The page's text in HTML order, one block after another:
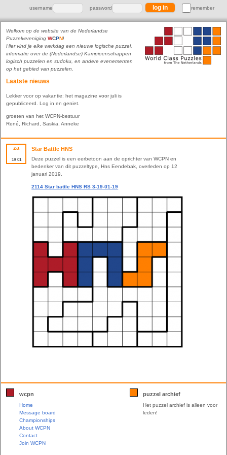
username password remember
Welkom op de website van de Nederlandse
Puzzelvereniging WCPN!
Hier vind je elke werkdag een nieuwe logische puzzel,
informatie over de (Nederlandse) Kampioenschappen
logisch puzzelen en sudoku, en andere evenementen
op het gebied van puzzelen.
Laatste nieuws
Lekker voor op vakantie: het magazine voor juli is
gepubliceerd. Log in en geniet.
groeten van het WCPN-bestuur
René, Richard, Saskia, Anneke
za
19 01
Star Battle HNS
Deze puzzel is een eerbetoon aan de oprichter van WCPN en
bedenker van dit puzzeltype, Hns Eendebak, overleden op 12
januari 2019.
2114 Star battle HNS RS 3-19-01-19
wcpn
Home
Message board
Championships
About WCPN
Contact
Join WCPN
puzzel archief
Het puzzel archief is alleen voor
leden!